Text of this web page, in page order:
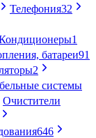
Телефония32
1
батареи91
2
системы
Очистители
646